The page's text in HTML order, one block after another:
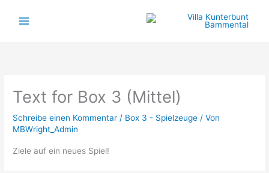
Inhalt
Text for Box 3 (Mittel)
Schreibe einen Kommentar / Box 3 - Spielzeuge / Von
MBWright_Admin
Ziele auf ein neues Spiel!